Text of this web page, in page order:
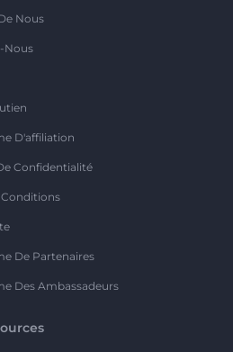
Nous
Nous
D'affiliation
Confidentialité
Conditions
De Partenaires
Des Ambassadeurs